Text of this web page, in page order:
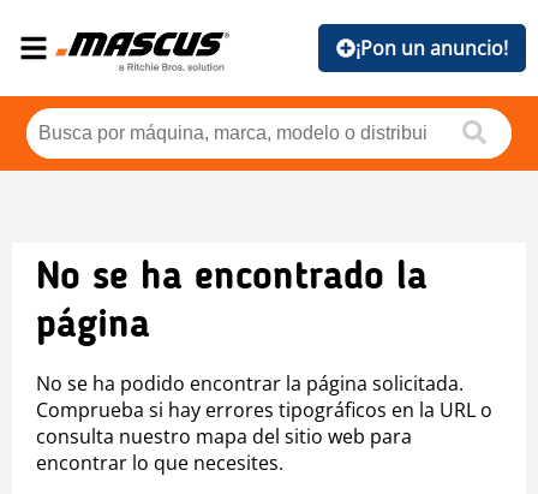
¡Pon un anuncio!
No se ha encontrado la
página
No se ha podido encontrar la página solicitada.
Comprueba si hay errores tipográficos en la URL o
consulta nuestro mapa del sitio web para
encontrar lo que necesites.